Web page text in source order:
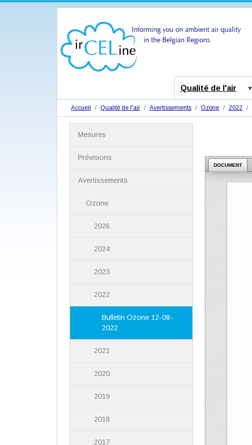
Qualité de l'air
Accueil Qualité de l'air Avertissements Ozone 2022
DOCUMENT
Mesures
Prévisions
Avertissements
Ozone
2026
2024
2023
2022
Bulletin Ozone 12-08-
2022
2021
2020
2019
2018
2017